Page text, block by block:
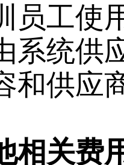
员工使
系统供
和供应
相关费